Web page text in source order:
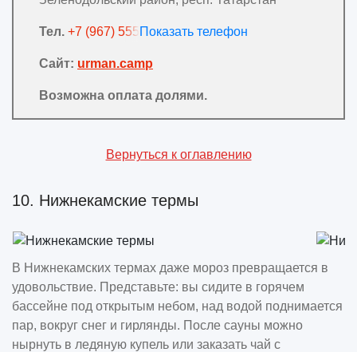
Тел. +7 (967) 555-97-50
Сайт: urman.camp
Возможна оплата долями.
Вернуться к оглавлению
10. Нижнекамские термы
В Нижнекамских термах даже мороз превращается в
удовольствие. Представьте: вы сидите в горячем
бассейне под открытым небом, над водой поднимается
пар, вокруг снег и гирлянды. После сауны можно
нырнуть в ледяную купель или заказать чай с